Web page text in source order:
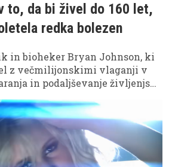
to, da bi živel do 160 let,
redka bolezen
in bioheker Bryan Johnson, ki
z večmilijonskimi vlaganji v
in podaljševanje življenjske
so mu zdravniki diagnosticirali
bolezen.